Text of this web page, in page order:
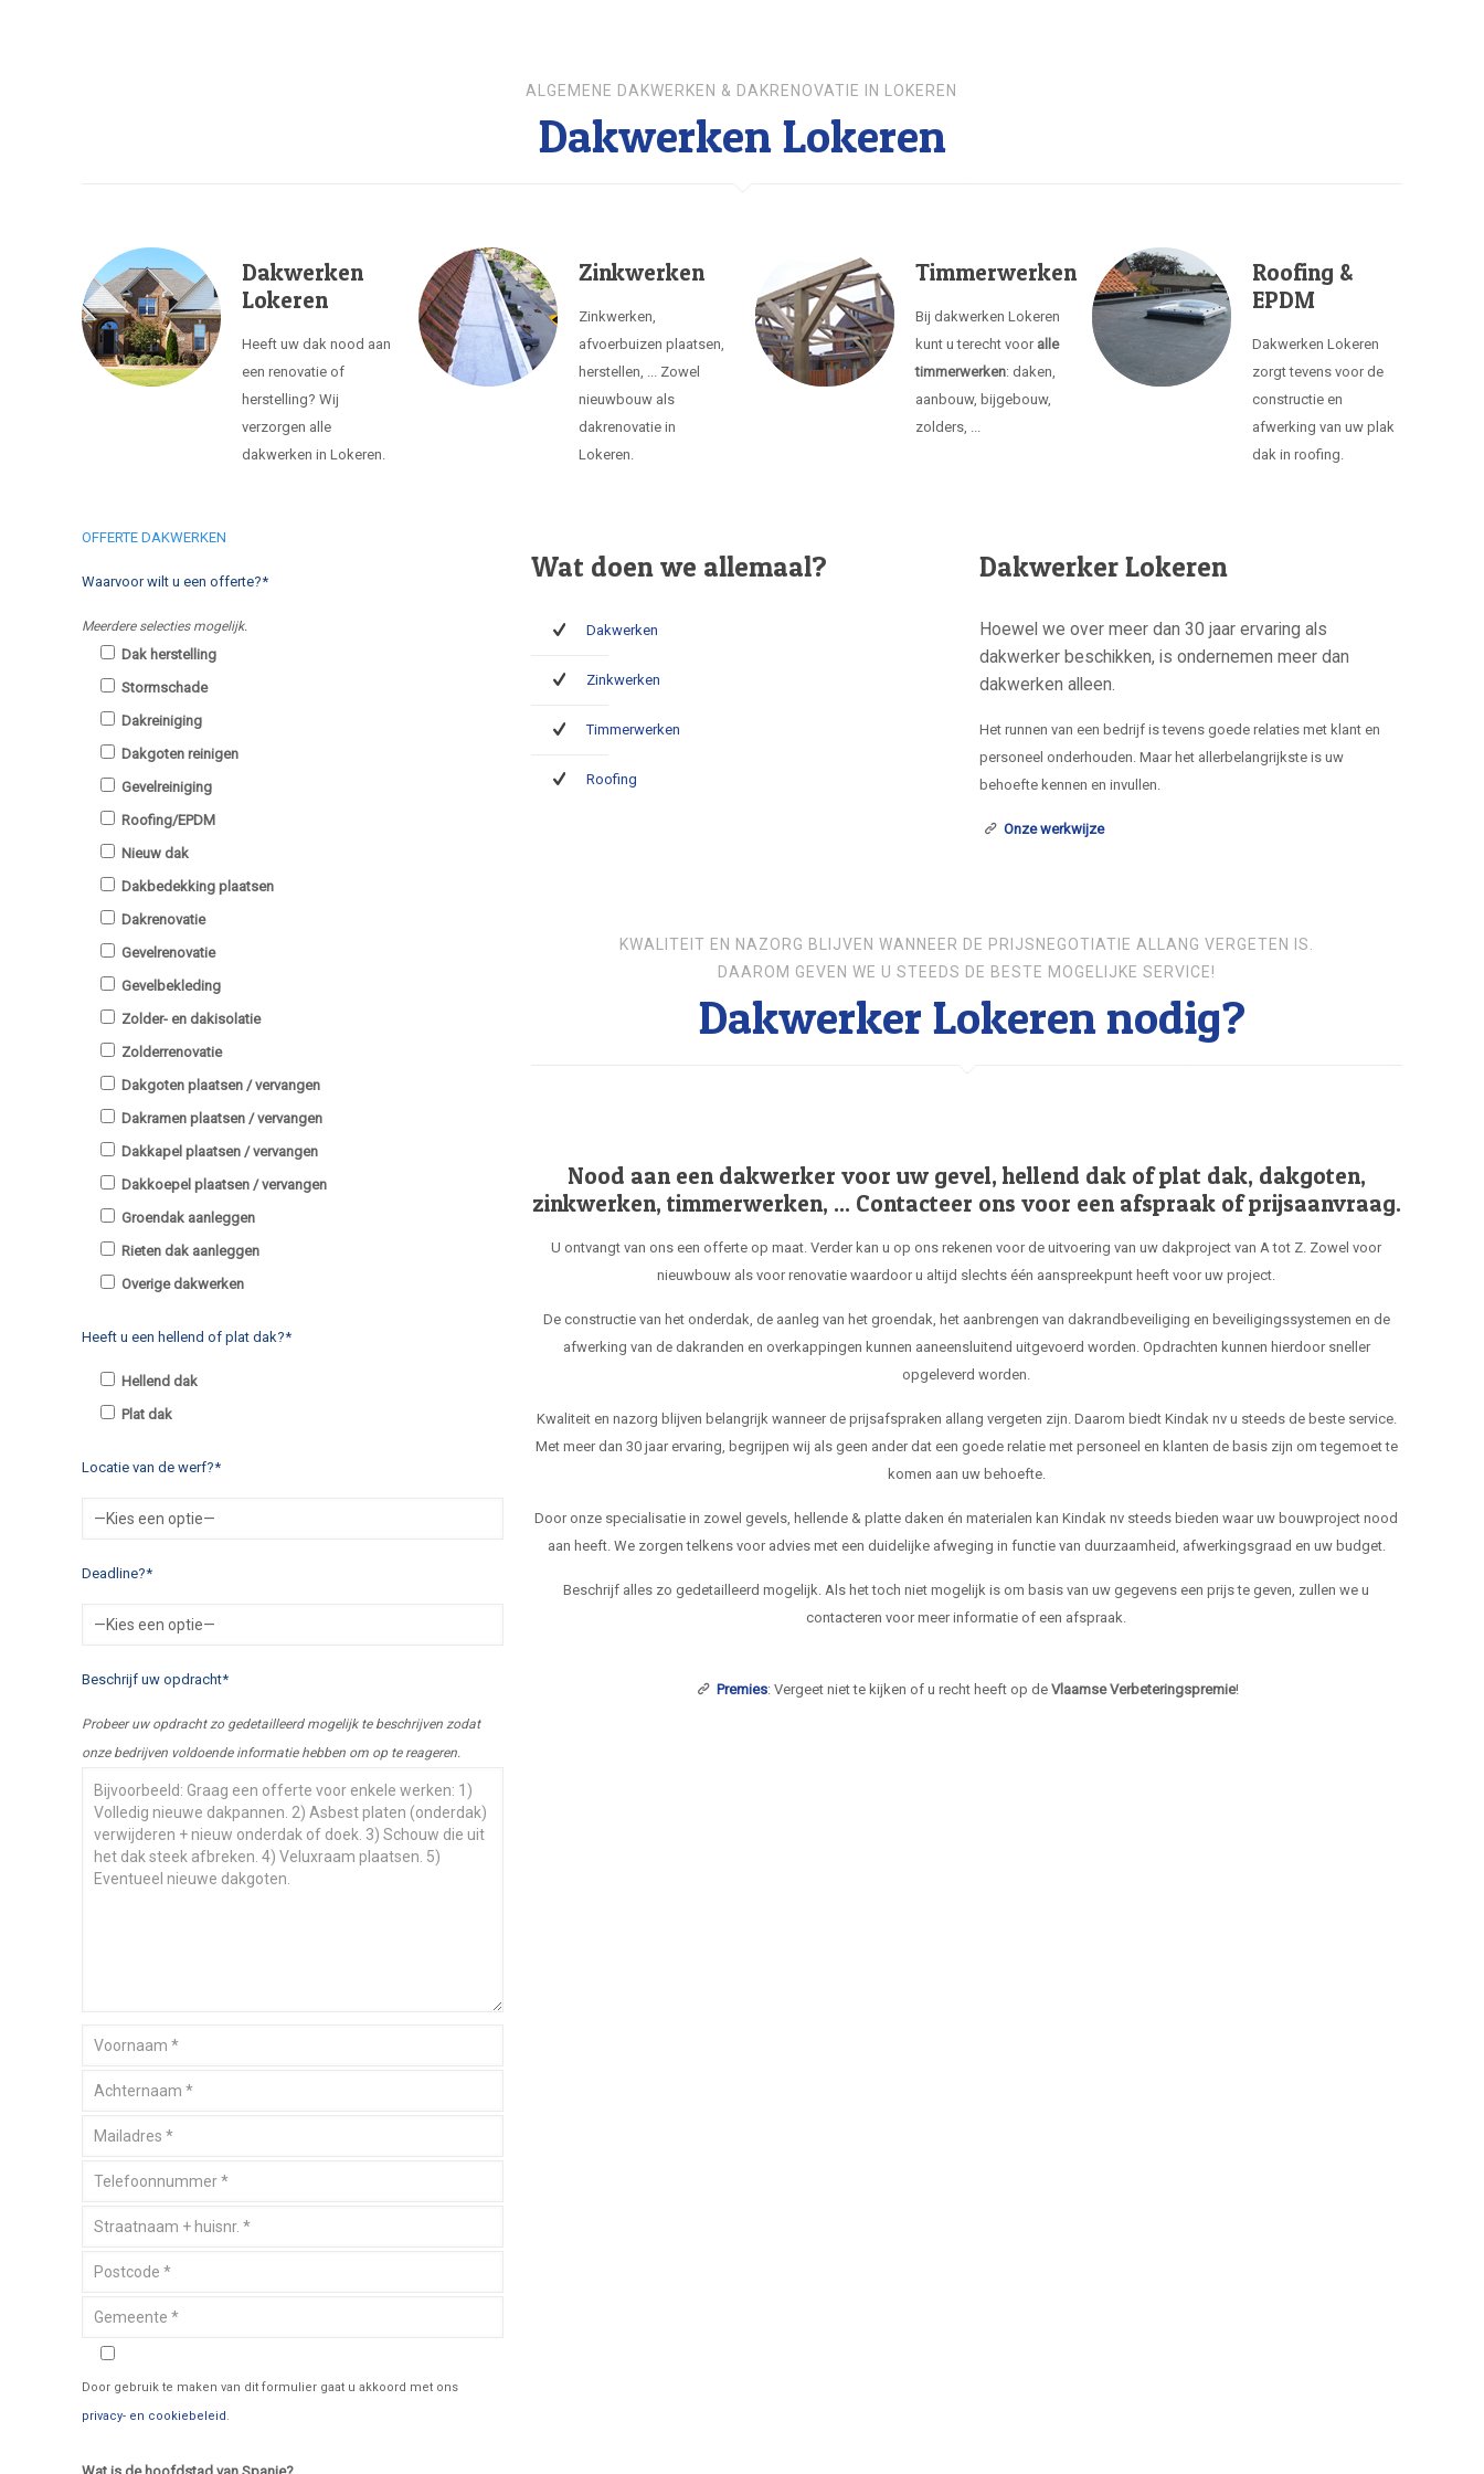
ALGEMENE DAKWERKEN & DAKRENOVATIE IN LOKEREN
Dakwerken Lokeren
Dakwerken
Lokeren
Heeft uw dak nood aan
een renovatie of
herstelling? Wij
verzorgen alle
dakwerken in Lokeren.
Zinkwerken
Zinkwerken,
afvoerbuizen plaatsen,
herstellen, ... Zowel
nieuwbouw als
dakrenovatie in
Lokeren.
Timmerwerken
Bij dakwerken Lokeren
kunt u terecht voor alle
timmerwerken: daken,
aanbouw, bijgebouw,
zolders, ...
Roofing &
EPDM
Dakwerken Lokeren
zorgt tevens voor de
constructie en
afwerking van uw plak
dak in roofing.
OFFERTE DAKWERKEN
Waarvoor wilt u een offerte?*
Meerdere selecties mogelijk.
Dak herstelling
Stormschade
Dakreiniging
Dakgoten reinigen
Gevelreiniging
Roofing/EPDM
Nieuw dak
Dakbedekking plaatsen
Dakrenovatie
Gevelrenovatie
Gevelbekleding
Zolder- en dakisolatie
Zolderrenovatie
Dakgoten plaatsen / vervangen
Dakramen plaatsen / vervangen
Dakkapel plaatsen / vervangen
Dakkoepel plaatsen / vervangen
Groendak aanleggen
Rieten dak aanleggen
Overige dakwerken
Heeft u een hellend of plat dak?*
Hellend dak
Plat dak
Locatie van de werf?*
Deadline?*
Beschrijf uw opdracht*
Probeer uw opdracht zo gedetailleerd mogelijk te beschrijven zodat
onze bedrijven voldoende informatie hebben om op te reageren.
Door gebruik te maken van dit formulier gaat u akkoord met ons
privacy- en cookiebeleid.
Wat doen we allemaal?
Dakwerken
Zinkwerken
Timmerwerken
Roofing
Dakwerker Lokeren
Hoewel we over meer dan 30 jaar ervaring als
dakwerker beschikken, is ondernemen meer dan
dakwerken alleen.
Het runnen van een bedrijf is tevens goede relaties met klant en
personeel onderhouden. Maar het allerbelangrijkste is uw
behoefte kennen en invullen.
Onze werkwijze
KWALITEIT EN NAZORG BLIJVEN WANNEER DE PRIJSNEGOTIATIE ALLANG VERGETEN IS.
DAAROM GEVEN WE U STEEDS DE BESTE MOGELIJKE SERVICE!
Dakwerker Lokeren nodig?
Nood aan een dakwerker voor uw gevel, hellend dak of plat dak, dakgoten,
zinkwerken, timmerwerken, ... Contacteer ons voor een afspraak of prijsaanvraag.
U ontvangt van ons een offerte op maat. Verder kan u op ons rekenen voor de uitvoering van uw dakproject van A tot Z. Zowel voor
nieuwbouw als voor renovatie waardoor u altijd slechts één aanspreekpunt heeft voor uw project.
De constructie van het onderdak, de aanleg van het groendak, het aanbrengen van dakrandbeveiliging en beveiligingssystemen en de
afwerking van de dakranden en overkappingen kunnen aaneensluitend uitgevoerd worden. Opdrachten kunnen hierdoor sneller
opgeleverd worden.
Kwaliteit en nazorg blijven belangrijk wanneer de prijsafspraken allang vergeten zijn. Daarom biedt Kindak nv u steeds de beste service.
Met meer dan 30 jaar ervaring, begrijpen wij als geen ander dat een goede relatie met personeel en klanten de basis zijn om tegemoet te
komen aan uw behoefte.
Door onze specialisatie in zowel gevels, hellende & platte daken én materialen kan Kindak nv steeds bieden waar uw bouwproject nood
aan heeft. We zorgen telkens voor advies met een duidelijke afweging in functie van duurzaamheid, afwerkingsgraad en uw budget.
Beschrijf alles zo gedetailleerd mogelijk. Als het toch niet mogelijk is om basis van uw gegevens een prijs te geven, zullen we u
contacteren voor meer informatie of een afspraak.
Premies: Vergeet niet te kijken of u recht heeft op deVlaamse Verbeteringspremie!